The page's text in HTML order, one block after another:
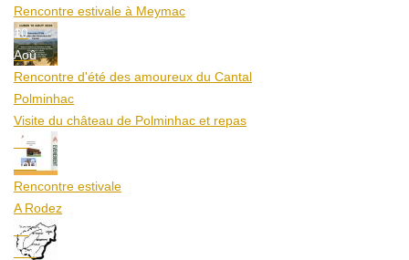
Rencontre estivale à Meymac
10
Aoû
Rencontre d'été des amoureux du Cantal
Polminhac
Visite du château de Polminhac et repas
12
Aoû
Rencontre estivale
A Rodez
23
Aoû